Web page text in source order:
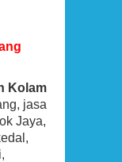
Kolam
jasa
Jaya,